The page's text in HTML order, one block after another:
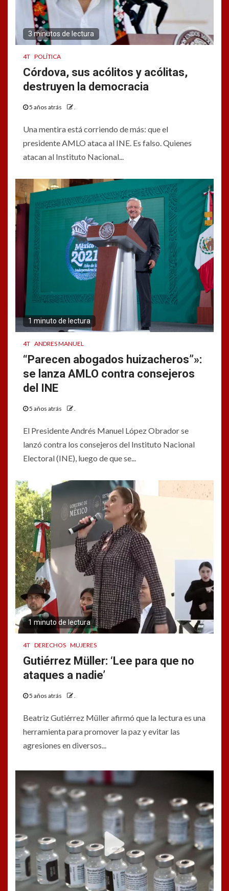
3 minutos de lectura
4T POLÍTICA
Córdova, sus acólitos y acólitas,
destruyen la democracia
5 años atrás .
Una mentira está corriendo de más: que el
presidente AMLO ataca al INE. Es falso. Quienes
atacan al Instituto Nacional...
1 minuto de lectura
4T ANDRES MANUEL
“Parecen abogados huizacheros”»:
se lanza AMLO contra consejeros
del INE
5 años atrás .
El Presidente Andrés Manuel López Obrador se
lanzó contra los consejeros del Instituto Nacional
Electoral (INE), luego de que se...
1 minuto de lectura
4T DERECHOS MUJERES
Gutiérrez Müller: ‘Lee para que no
ataques a nadie’
5 años atrás .
Beatriz Gutiérrez Müller afirmó que la lectura es una
herramienta para promover la paz y evitar las
agresiones en diversos...